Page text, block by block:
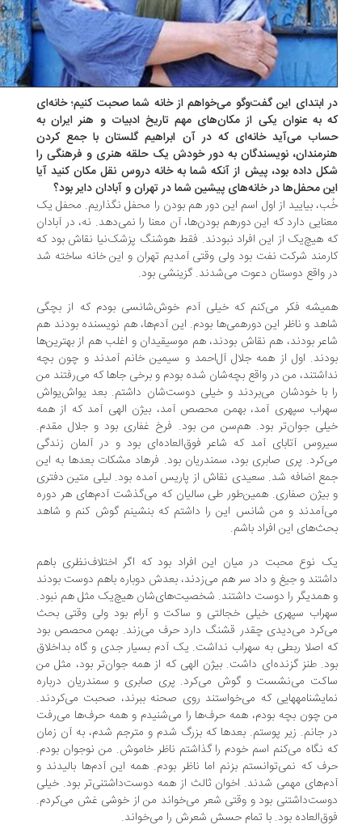
ابتدای این گفت‌وگو می‌خواهم از خانه شما صحبت کنیم؛ خانه‌ای
به عنوان یکی از مکان‌های مهم تاریخ ادبیات و هنر ایران به
می‌آید خانه‌ای که در آن ابراهیم گلستان با جمع کردن
نویسندگان به دور خودش یک حلقه هنری و فرهنگی را
داده بود، پیش از آنکه شما به خانه دروس نقل مکان کنید آیا
محفل‌ها در خانه‌های پیشین شما در تهران و آبادان دایر بود؟
بیایید از اول اسم این دور هم بودن را محفل نگذاریم. محفل یک
دارد که این دورهم بودن‌ها، آن معنا را نمی‌دهد. نه، در آبادان
هیچ‌یک از این افراد نبودند. فقط هوشنگ پزشک‌نیا نقاش بود که
شرکت نفت بود ولی وقتی آمدیم تهران و این خانه ساخته شد
واقع دوستان دعوت می‌شدند. گزینشی بود.
فکر می‌کنم که خیلی آدم خوش‌شانسی بودم که از بچگی
و ناظر این دورهمی‌ها بودم. این آدم‌ها، هم نویسنده بودند هم
بودند، هم نقاش بودند، هم موسیقیدان و اغلب هم از بهترین‌ها
اول از همه جلال آل‌احمد و سیمین خانم آمدند و چون بچه
من در واقع بچه‌شان شده بودم و برخی جاها که می‌رفتند من
با خودشان می‌بردند و خیلی دوست‌شان داشتم. بعد یواش‌یواش
سپهری آمد، بهمن محصص آمد، بیژن الهی آمد که از همه
جوان‌تر بود. هم‌سن من بود. فرخ غفاری بود و جلال مقدم.
آتابای آمد که شاعر فوق‌العاده‌ای بود و در آلمان زندگی
پری صابری بود، سمندریان بود. فرهاد مشکات بعدها به این
اضافه شد. سعیدی نقاش از پاریس آمده بود. لیلی متین دفتری
صفاری. همین‌طور طی سالیان که می‌گذشت آدم‌های هر دوره
و من شانس این را داشتم که بنشینم گوش کنم و شاهد
این افراد باشم.
نوع محبت در میان این افراد بود که اگر اختلاف‌نظری باهم
و جیغ و داد سر هم می‌زدند، بعدش دوباره باهم دوست بودند
را دوست داشتند. شخصیت‌های‌شان هیچ‌یک مثل هم نبود.
سپهری خیلی خجالتی و ساکت و آرام بود ولی وقتی بحث
می‌دیدی چقدر قشنگ دارد حرف می‌زند. بهمن محصص بود
اصلا ربطی به سهراب نداشت. یک آدم بسیار جدی و گاه بداخلاق
طنز گزنده‌ای داشت. بیژن الهی که از همه جوان‌تر بود، مثل من
می‌نشست و گوش می‌کرد. پری صابری و سمندریان درباره
نمایشنامه‎هایی که می‌خواستند روی صحنه ببرند، صحبت می‌کردند.
چون بچه بودم، همه حرف‌ها را می‌شنیدم و همه حرف‌ها می‌رفت
جانم. زیر پوستم. بعدها که بزرگ شدم و مترجم شدم، به آن زمان
نگاه می‌کنم اسم خودم را گذاشتم ناظر خاموش. من نوجوان بودم.
که نمی‌توانستم بزنم اما ناظر بودم. همه این آدم‌ها بالیدند و
مهمی شدند. اخوان ثالث از همه دوست‌داشتنی‌تر بود. خیلی
بود و وقتی شعر می‌خواند من از خوشی غش می‌کردم.
بود. با تمام حسش‌ شعرش را می‌خواند.